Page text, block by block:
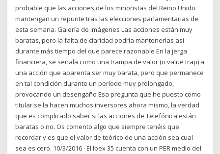
probable que las acciones de los minoristas del Reino Unido
mantengan un repunte tras las elecciones parlamentarias de
esta semana. Galería de imágenes Las acciones están muy
baratas, pero la falta de claridad podría mantenerlas así
durante más tiempo del que parece razonable En la jerga
financiera, se señala como una trampa de valor (o value trap) a
una acción que aparenta ser muy barata, pero que permanece
en tal condición durante un período muy prolongado,
provocando un desengaño Esa pregunta que he puesto como
titular se la hacen muchos inversores ahora mismo, la verdad
que es complicado saber si las acciones de Telefónica están
baratas o no. Os comento algo que siempre tenéis que
recordar y es que el valor de teórico de una acción sea cual
sea es cero. 10/3/2016 · El Ibex 35 cuenta con un PER medio del